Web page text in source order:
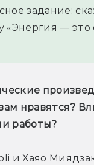
задание:
«Энергия — это
нравятся?
работы?
и Хаяо